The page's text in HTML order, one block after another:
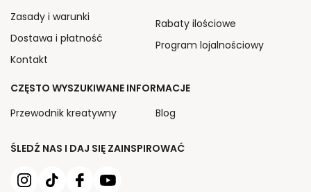
ŚLEDŹ NAS I DAJ SIĘ ZAINSPIROWAĆ
Zasady i warunki
Dostawa i płatność
Kontakt
Rabaty ilościowe
Program lojalnościowy
CZĘSTO WYSZUKIWANE INFORMACJE
Przewodnik kreatywny
Blog